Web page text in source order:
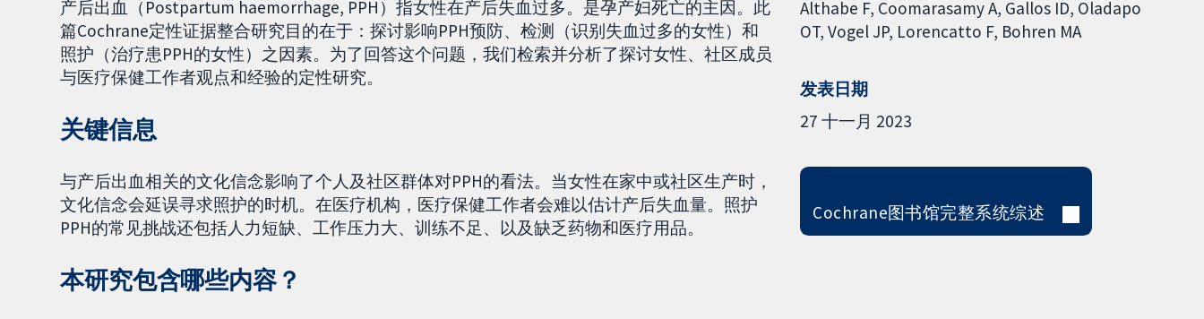
产后出血（Postpartum haemorrhage, PPH）指女性在产后失血过多。是孕产妇死亡的主因。此
篇Cochrane定性证据整合研究目的在于：探讨影响PPH预防、检测（识别失血过多的女性）和
照护（治疗患PPH的女性）之因素。为了回答这个问题，我们检索并分析了探讨女性、社区成员
与医疗保健工作者观点和经验的定性研究。
关键信息
与产后出血相关的文化信念影响了个人及社区群体对PPH的看法。当女性在家中或社区生产时，
文化信念会延误寻求照护的时机。在医疗机构，医疗保健工作者会难以估计产后失血量。照护
PPH的常见挑战还包括人力短缺、工作压力大、训练不足、以及缺乏药物和医疗用品。
本研究包含哪些内容？
Althabe F Coomarasamy A Gallos ID Oladapo
OT Vogel JP Lorencatto F Bohren MA
发表日期
27 十一月 2023
Cochrane图书馆完整系统综述